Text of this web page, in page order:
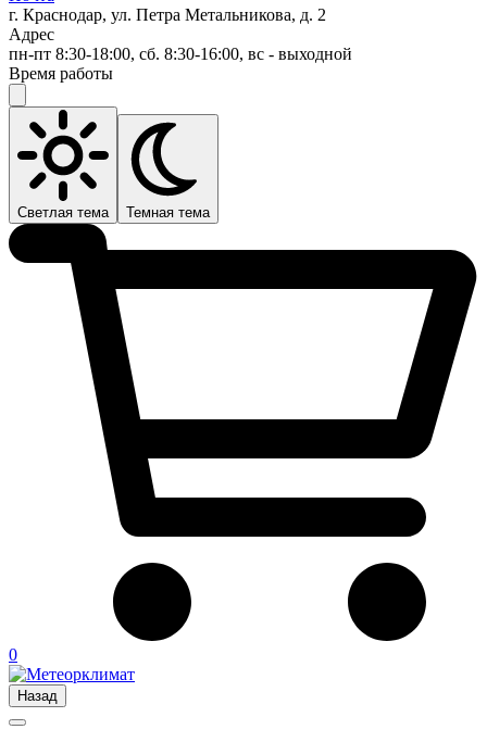
г. Краснодар, ул. Петра Метальникова, д. 2
Адрес
пн-пт 8:30-18:00, сб. 8:30-16:00, вс - выходной
Время работы
Светлая тема Темная тема
0
Назад